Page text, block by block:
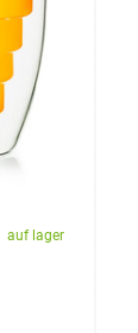
auf lager